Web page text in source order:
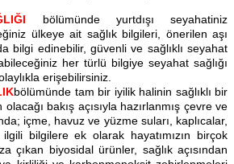
bölümünde yurtdışı seyahatiniz
ülkeye ait sağlık bilgileri, önerilen aşı
bilgi edinebilir, güvenli ve sağlıklı seyahat
her türlü bilgiye seyahat sağlığı
erişebilirsiniz.
bölümünde tam bir iyilik halinin sağlıklı bir
bakış açısıyla hazırlanmış çevre ve
içme, havuz ve yüzme suları, kaplıcalar,
bilgilere ek olarak hayatımızın birçok
çıkan biyosidal ürünler, sağlık açısından